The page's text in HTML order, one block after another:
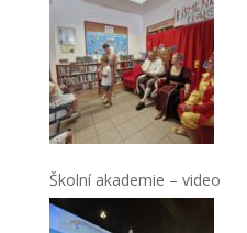
Školní akademie – video